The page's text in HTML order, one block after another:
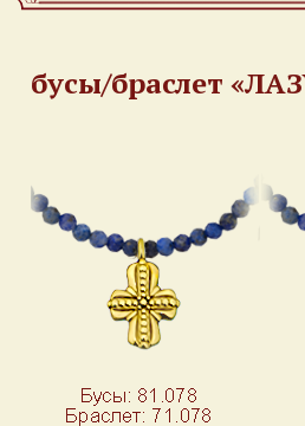
бусы/браслет